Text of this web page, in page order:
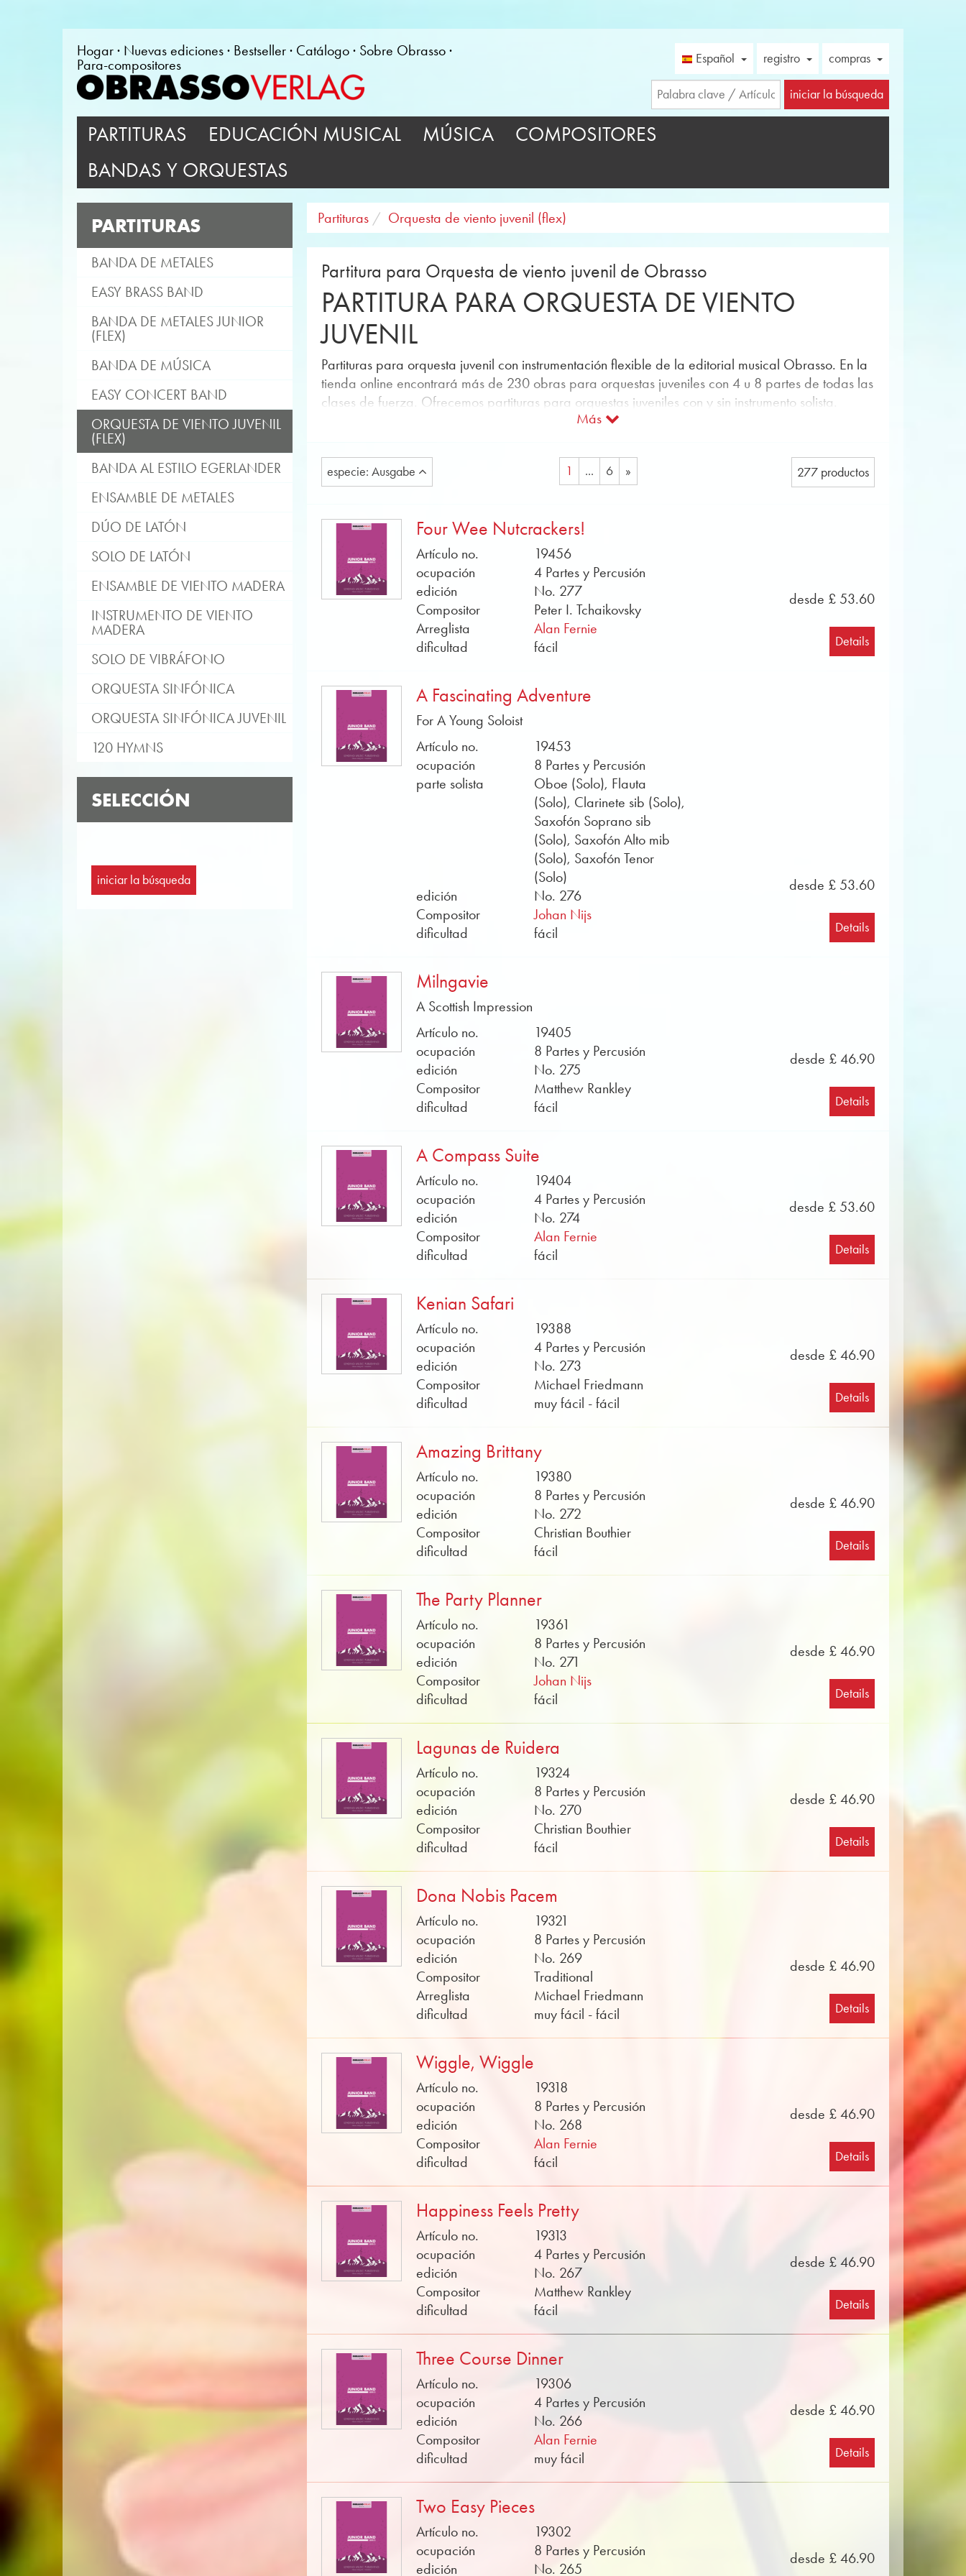
Hogar Nuevas ediciones Bestseller Catálogo
Sobre Obrasso
Para-compositores
Español registro compras
iniciar la búsqueda
PARTITURAS EDUCACIÓN MUSICAL MÚSICA
COMPOSITORES
BANDAS Y ORQUESTAS
PARTITURAS
BANDA DE METALES
EASY BRASS BAND
BANDA DE METALES JUNIOR
(FLEX)
BANDA DE MÚSICA
EASY CONCERT BAND
ORQUESTA DE VIENTO JUVENIL
(FLEX)
BANDA AL ESTILO EGERLANDER
ENSAMBLE DE METALES
DÚO DE LATÓN
SOLO DE LATÓN
ENSAMBLE DE VIENTO MADERA
INSTRUMENTO DE VIENTO
MADERA
SOLO DE VIBRÁFONO
ORQUESTA SINFÓNICA
ORQUESTA SINFÓNICA JUVENIL
120 HYMNS
SELECCIÓN
Partituras Orquesta de viento juvenil (flex)
Partitura para Orquesta de viento juvenil de Obrasso
PARTITURA PARA ORQUESTA DE VIENTO
JUVENIL
Partituras para orquesta juvenil con instrumentación flexible de la editorial musical Obrasso. En la
tienda online encontrará más de 230 obras para orquestas juveniles con 4 u 8 partes de todas las
clases de fuerza. Ofrecemos partituras para orquestas juveniles con y sin instrumento solista.
Las partituras para orquestas juveniles están disponibles en Obrasso para las siguientes
Orquesta juvenil con 4 partes y percusión
Cada título está dispuesto en cuatro partes para orquestas juveniles flexibles. Cada voz puede ser
Orquesta juvenil con 8 partes y percusión
Cada título está dispuesto en ocho partes para orquestas juveniles flexibles. Cada voz puede ser
puntuada individualmente con los instrumentos disponibles.
La música de orquesta juvenil para cualquier ocasión puede ser buscada fácilmente usando la
función de filtro de género: Entretenimiento, temas de películas y musicales, marchas, polcas,
piezas de música, oberturas clásicas y transcripciones. De esta manera, puede encontrar
rápidamente las partituras adecuadas para su concierto anual, así como himnos y sonidos
Las obras están clasificadas desde muy fácil hasta dificultad media. Compositores y arreglistas
conocidos como Rob J. Hume, Stephen D. Wood y Urs Stähli representan la música de la más alta
calidad. Todos ellos publican sus partituras con Obrasso y son muy populares entre los jóvenes
músicos de viento. Los archivos de sonido y las partituras de muestra en formato PDF se pueden
encontrar gratuitamente en nuestra tienda online. Compre ahora las partituras para la orquesta
juvenil flexible de Obrasso en línea.
Más
especie: Ausgabe 277 productos
1 ... 6 »
Four Wee Nutcrackers!
Artículo no.
19456
ocupación
4 Partes y Percusión
edición
No. 277
Compositor
Peter I. Tchaikovsky
Arreglista
Alan Fernie
dificultad
fácil
desde £ 53.60
Details
A Fascinating Adventure
For A Young Soloist
Artículo no.
19453
ocupación
8 Partes y Percusión
parte solista
Oboe (Solo), Flauta
(Solo), Clarinete sib (Solo),
Saxofón Soprano sib
(Solo), Saxofón Alto mib
(Solo), Saxofón Tenor
(Solo)
edición
No. 276
Compositor
Johan Nijs
dificultad
fácil
desde £ 53.60
Details
Milngavie
A Scottish Impression
Artículo no.
19405
ocupación
8 Partes y Percusión
edición
No. 275
Compositor
Matthew Rankley
dificultad
fácil
desde £ 46.90
Details
A Compass Suite
Artículo no.
19404
ocupación
4 Partes y Percusión
edición
No. 274
Compositor
Alan Fernie
dificultad
fácil
desde £ 53.60
Details
Kenian Safari
Artículo no.
19388
ocupación
4 Partes y Percusión
edición
No. 273
Compositor
Michael Friedmann
dificultad
muy fácil - fácil
desde £ 46.90
Details
Amazing Brittany
Artículo no.
19380
ocupación
8 Partes y Percusión
edición
No. 272
Compositor
Christian Bouthier
dificultad
fácil
desde £ 46.90
Details
The Party Planner
Artículo no.
19361
ocupación
8 Partes y Percusión
edición
No. 271
Compositor
Johan Nijs
dificultad
fácil
desde £ 46.90
Details
Lagunas de Ruidera
Artículo no.
19324
ocupación
8 Partes y Percusión
edición
No. 270
Compositor
Christian Bouthier
dificultad
fácil
desde £ 46.90
Details
Dona Nobis Pacem
Artículo no.
19321
ocupación
8 Partes y Percusión
edición
No. 269
Compositor
Traditional
Arreglista
Michael Friedmann
dificultad
muy fácil - fácil
desde £ 46.90
Details
Wiggle, Wiggle
Artículo no.
19318
ocupación
8 Partes y Percusión
edición
No. 268
Compositor
Alan Fernie
dificultad
fácil
desde £ 46.90
Details
Happiness Feels Pretty
Artículo no.
19313
ocupación
4 Partes y Percusión
edición
No. 267
Compositor
Matthew Rankley
dificultad
fácil
desde £ 46.90
Details
Three Course Dinner
Artículo no.
19306
ocupación
4 Partes y Percusión
edición
No. 266
Compositor
Alan Fernie
dificultad
muy fácil
desde £ 46.90
Details
Two Easy Pieces
Artículo no.
19302
ocupación
8 Partes y Percusión
edición
No. 265
desde £ 46.90